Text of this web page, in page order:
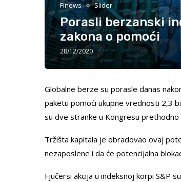
Finews Slider
Porasli berzanski
zakona o pomoći
28/12/2020
Globalne berze su porasle danas
paketu pomoći ukupne vrednosti 2,3
su dve stranke u Kongresu prethodno
Tržišta kapitala je obradovao ovaj
nezaposlene i da će potencijalna
Fjučersi akcija u indeksnoj korpi S&P